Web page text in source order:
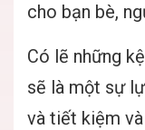
cho bạn bè,
Có lẽ những
sẽ là một sự
và tiết kiệm và